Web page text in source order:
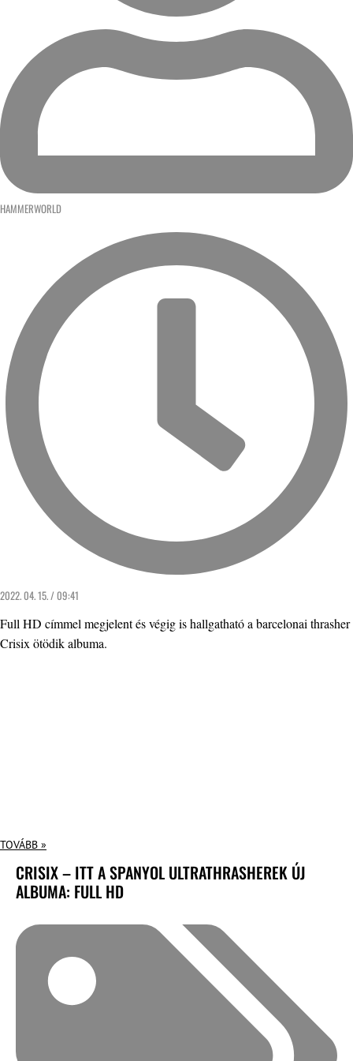
HAMMERWORLD
2022. 04. 15. / 09:41
Full HD címmel megjelent és végig is hallgatható a barcelonai thrasher
Crisix ötödik albuma.
TOVÁBB »
CRISIX – ITT A SPANYOL ULTRATHRASHEREK ÚJ
ALBUMA: FULL HD